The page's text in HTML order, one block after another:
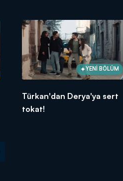
YENİ BÖLÜM
Türkan'dan Derya'ya sert
tokat!